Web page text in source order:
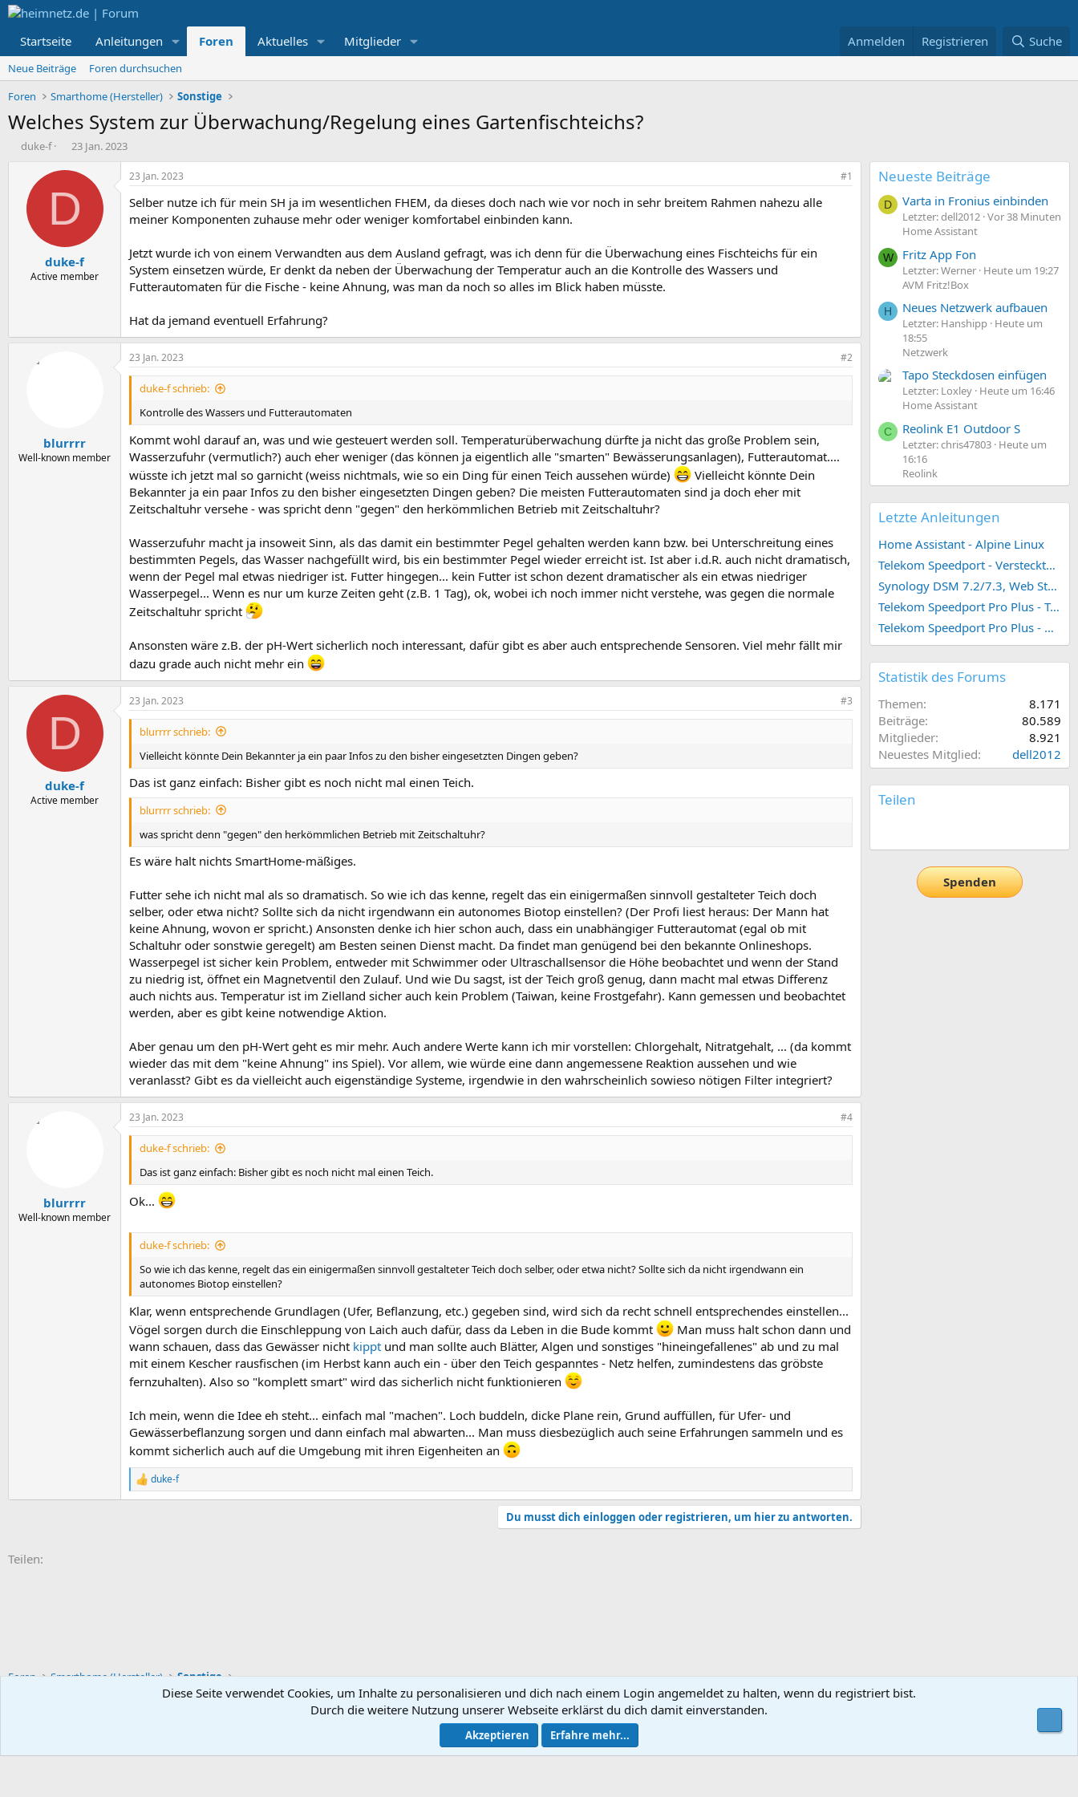
Startseite Anleitungen Foren Aktuelles Mitglieder Anmelden Registrieren Suche
Neue Beiträge
Foren durchsuchen
Foren
Smarthome (Hersteller) Sonstige
Welches System zur Überwachung/Regelung eines Gartenfischteichs?
E
duke-f
E
s
e
l
t
a
m
23 Jan. 2023
D
duke-f
Active member
23 Jan. 2023 #1
Selber nutze ich für mein SH ja im wesentlichen FHEM, da dieses doch nach wie vor noch in sehr breitem Rahmen nahezu alle
meiner Komponenten zuhause mehr oder weniger komfortabel einbinden kann.
Jetzt wurde ich von einem Verwandten aus dem Ausland gefragt, was ich denn für die Überwachung eines Fischteichs für ein
System einsetzen würde, Er denkt da neben der Überwachung der Temperatur auch an die Kontrolle des Wassers und
Futterautomaten für die Fische - keine Ahnung, was man da noch so alles im Blick haben müsste.
Hat da jemand eventuell Erfahrung?
blurrrr
Well-known member
23 Jan. 2023 #2
duke-f schrieb:
Kontrolle des Wassers und Futterautomaten
Kommt wohl darauf an, was und wie gesteuert werden soll. Temperaturüberwachung dürfte ja nicht das große Problem sein,
Wasserzufuhr (vermutlich?) auch eher weniger (das können ja eigentlich alle "smarten" Bewässerungsanlagen), Futterautomat....
wüsste ich jetzt mal so garnicht (weiss nichtmals, wie so ein Ding für einen Teich aussehen würde)
Vielleicht könnte Dein
Bekannter ja ein paar Infos zu den bisher eingesetzten Dingen geben? Die meisten Futterautomaten sind ja doch eher mit
Zeitschaltuhr versehe - was spricht denn "gegen" den herkömmlichen Betrieb mit Zeitschaltuhr?
Wasserzufuhr macht ja insoweit Sinn, als das damit ein bestimmter Pegel gehalten werden kann bzw. bei Unterschreitung eines
bestimmten Pegels, das Wasser nachgefüllt wird, bis ein bestimmter Pegel wieder erreicht ist. Ist aber i.d.R. auch nicht dramatisch,
wenn der Pegel mal etwas niedriger ist. Futter hingegen... kein Futter ist schon dezent dramatischer als ein etwas niedriger
Wasserpegel... Wenn es nur um kurze Zeiten geht (z.B. 1 Tag), ok, wobei ich noch immer nicht verstehe, was gegen die normale
Zeitschaltuhr spricht
Ansonsten wäre z.B. der pH-Wert sicherlich noch interessant, dafür gibt es aber auch entsprechende Sensoren. Viel mehr fällt mir
dazu grade auch nicht mehr ein
D
duke-f
Active member
23 Jan. 2023 #3
blurrrr schrieb:
Vielleicht könnte Dein Bekannter ja ein paar Infos zu den bisher eingesetzten Dingen geben?
Das ist ganz einfach: Bisher gibt es noch nicht mal einen Teich.
blurrrr schrieb:
was spricht denn "gegen" den herkömmlichen Betrieb mit Zeitschaltuhr?
Es wäre halt nichts SmartHome-mäßiges.
Futter sehe ich nicht mal als so dramatisch. So wie ich das kenne, regelt das ein einigermaßen sinnvoll gestalteter Teich doch
selber, oder etwa nicht? Sollte sich da nicht irgendwann ein autonomes Biotop einstellen? (Der Profi liest heraus: Der Mann hat
keine Ahnung, wovon er spricht.) Ansonsten denke ich hier schon auch, dass ein unabhängiger Futterautomat (egal ob mit
Schaltuhr oder sonstwie geregelt) am Besten seinen Dienst macht. Da findet man genügend bei den bekannte Onlineshops.
Wasserpegel ist sicher kein Problem, entweder mit Schwimmer oder Ultraschallsensor die Höhe beobachtet und wenn der Stand
zu niedrig ist, öffnet ein Magnetventil den Zulauf. Und wie Du sagst, ist der Teich groß genug, dann macht mal etwas Differenz
auch nichts aus. Temperatur ist im Zielland sicher auch kein Problem (Taiwan, keine Frostgefahr). Kann gemessen und beobachtet
werden, aber es gibt keine notwendige Aktion.
Aber genau um den pH-Wert geht es mir mehr. Auch andere Werte kann ich mir vorstellen: Chlorgehalt, Nitratgehalt, ... (da kommt
wieder das mit dem "keine Ahnung" ins Spiel). Vor allem, wie würde eine dann angemessene Reaktion aussehen und wie
veranlasst? Gibt es da vielleicht auch eigenständige Systeme, irgendwie in den wahrscheinlich sowieso nötigen Filter integriert?
blurrrr
Well-known member
23 Jan. 2023 #4
duke-f schrieb:
Das ist ganz einfach: Bisher gibt es noch nicht mal einen Teich.
Ok...
duke-f schrieb:
So wie ich das kenne, regelt das ein einigermaßen sinnvoll gestalteter Teich doch selber, oder etwa nicht? Sollte sich da nicht irgendwann ein
autonomes Biotop einstellen?
Klar, wenn entsprechende Grundlagen (Ufer, Beflanzung, etc.) gegeben sind, wird sich da recht schnell entsprechendes einstellen...
Vögel sorgen durch die Einschleppung von Laich auch dafür, dass da Leben in die Bude kommt
Man muss halt schon dann und
wann schauen, dass das Gewässer nicht kippt und man sollte auch Blätter, Algen und sonstiges "hineingefallenes" ab und zu mal
mit einem Kescher rausfischen (im Herbst kann auch ein - über den Teich gespanntes - Netz helfen, zumindestens das gröbste
fernzuhalten). Also so "komplett smart" wird das sicherlich nicht funktionieren
Ich mein, wenn die Idee eh steht... einfach mal "machen". Loch buddeln, dicke Plane rein, Grund auffüllen, für Ufer- und
Gewässerbeflanzung sorgen und dann einfach mal abwarten... Man muss diesbezüglich auch seine Erfahrungen sammeln und es
kommt sicherlich auch auf die Umgebung mit ihren Eigenheiten an
R
e
duke-f
Du musst dich einloggen oder registrieren, um hier zu antworten.
Teilen:
Neueste Beiträge
D Varta in Fronius einbinden
Letzter: dell2012 Vor 38 Minuten
Home Assistant
W Fritz App Fon
Letzter: Werner Heute um 19:27
AVM Fritz!Box
H Neues Netzwerk aufbauen
Letzter: Hanshipp Heute um
18:55
Netzwerk
Tapo Steckdosen einfügen
Letzter: Loxley Heute um 16:46
Home Assistant
C Reolink E1 Outdoor S
Letzter: chris47803 Heute um
16:16
Reolink
Letzte Anleitungen
Home Assistant - Alpine Linux
Telekom Speedport - Versteckte Konfigurationen
Synology DSM 7.2/7.3, Web Station 4, Webdienst und Webportal erstellen (ehemals vHost)
Telekom Speedport Pro Plus - Telefonie einrichten
Telekom Speedport Pro Plus - Netzwerk einrichten
Statistik des Forums
Themen
8.171
Beiträge
80.589
Mitglieder
8.921
Neuestes Mitglied
dell2012
Teilen
Spenden
Foren Smarthome (Hersteller) Sonstige
Nutzungsbedingungen Start
Community platform by XenForo ® © 2010-2026 XenForo Ltd.
Diese Seite verwendet Cookies, um Inhalte zu personalisieren und dich nach einem Login angemeldet zu halten, wenn du registriert bist.
Durch die weitere Nutzung unserer Webseite erklärst du dich damit einverstanden.
Akzeptieren Erfahre mehr...